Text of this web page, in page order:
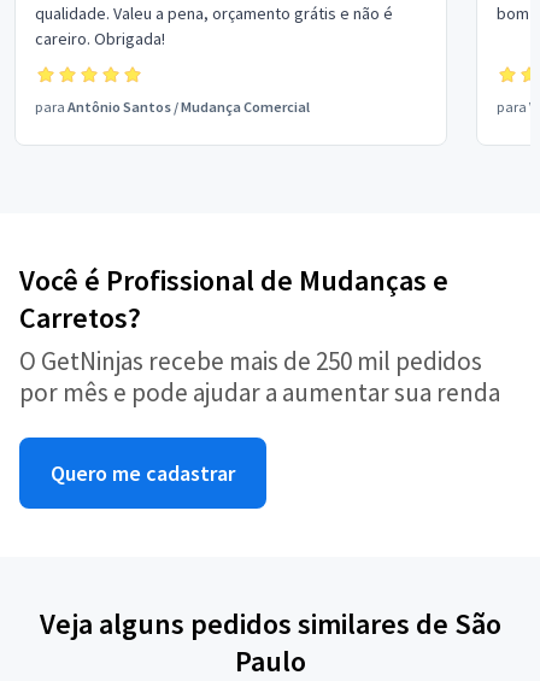
qualidade. Valeu a pena, orçamento grátis e não é
careiro. Obrigada!
para Antônio Santos /Mudança Comercial
bom
para
Você é Profissional de Mudanças e
Carretos?
O GetNinjas recebe mais de 250 mil pedidos
por mês e pode ajudar a aumentar sua renda
Quero me cadastrar
Veja alguns pedidos similares de São
Paulo